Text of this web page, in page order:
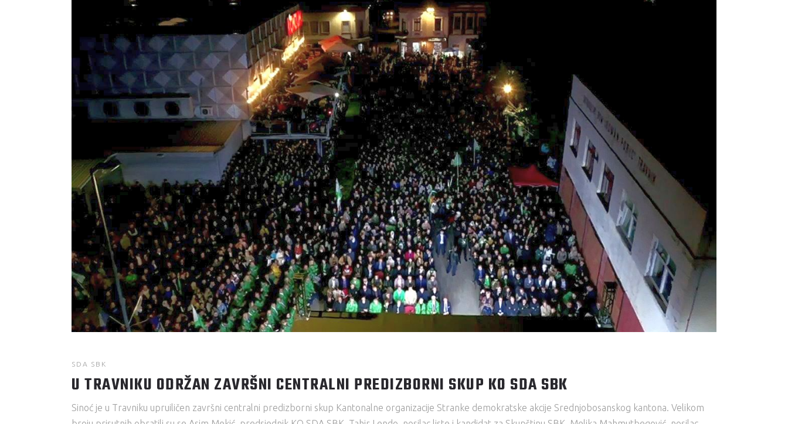
SDA SBK
U TRAVNIKU ODRŽAN ZAVRŠNI CENTRALNI PREDIZBORNI SKUP KO SDA SBK
Sinoć je u Travniku upruiličen završni centralni predizborni skup Kantonalne organizacije Stranke demokratske akcije Srednjobosanskog kantona. Velikom